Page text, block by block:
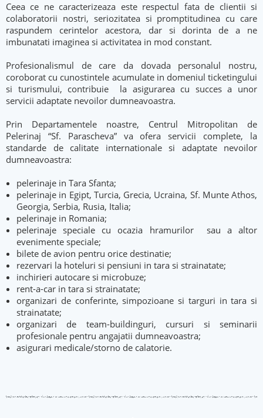
Ceea ce ne caracterizeaza este respectul fata de clientii si
colaboratorii nostri, seriozitatea si promptitudinea cu care
raspundem cerintelor acestora, dar si dorinta de a ne
imbunatati imaginea si activitatea in mod constant.
Profesionalismul de care da dovada personalul nostru,
coroborat cu cunostintele acumulate in domeniul ticketingului
si turismului, contribuie la asigurarea cu succes a unor
servicii adaptate nevoilor dumneavoastra.
Prin Departamentele noastre, Centrul Mitropolitan de
Pelerinaj “Sf. Parascheva” va ofera servicii complete, la
standarde de calitate internationale si adaptate nevoilor
dumneavoastra:
pelerinaje in Tara Sfanta;
pelerinaje in Egipt, Turcia, Grecia, Ucraina, Sf. Munte Athos,
Georgia, Serbia, Rusia, Italia;
pelerinaje in Romania;
pelerinaje speciale cu ocazia hramurilor sau a altor
evenimente speciale;
bilete de avion pentru orice destinatie;
rezervari la hoteluri si pensiuni in tara si strainatate;
inchirieri autocare si microbuze;
rent-a-car in tara si strainatate;
organizari de conferinte, simpozioane si targuri in tara si
strainatate;
organizari de team-buildinguri, cursuri si seminarii
profesionale pentru angajatii dumneavoastra;
asigurari medicale/storno de calatorie.